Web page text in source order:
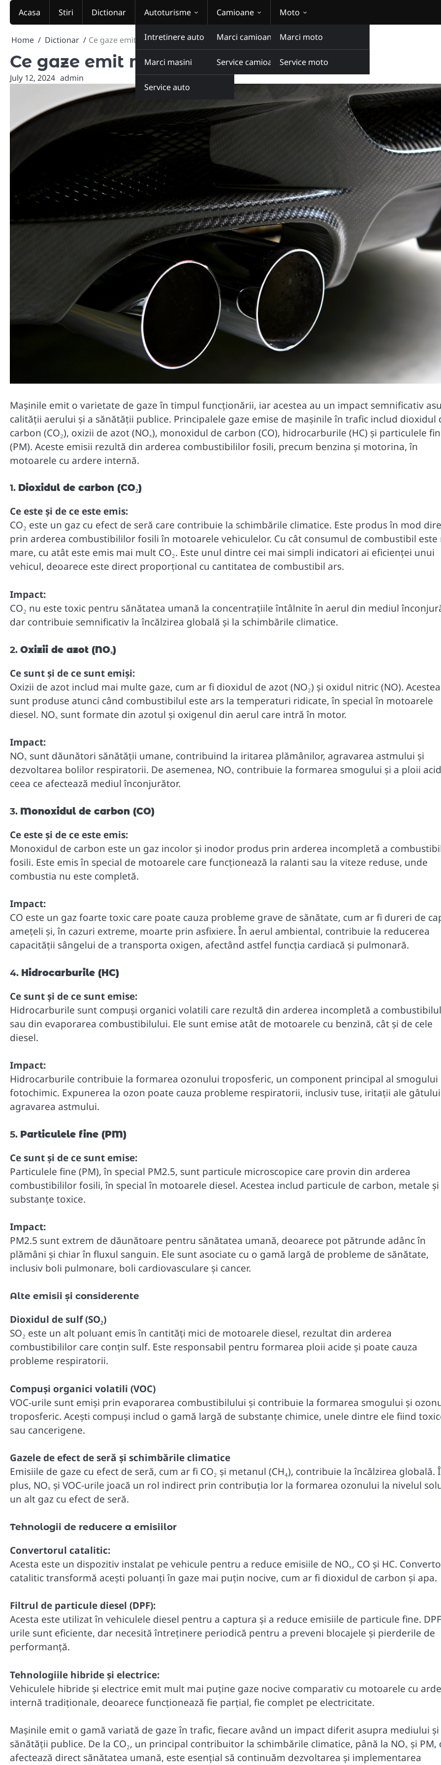
Skip
Acasa Stiri Dictionar Autoturisme
Intretinere auto
Marci masini
Service auto
Camioane
Marci camioane
Service camioane
Moto
Marci moto
Service moto
Home Dictionar Ce gaze emit mașinile în trafic și de ce?
Ce gaze emit mașinile în trafic și de ce?
July 12, 2024 admin
Mașinile emit o varietate de gaze în timpul funcționării, iar acestea au un impact semnificativ
calității aerului și a sănătății publice. Principalele gaze emise de mașinile în trafic includ dioxidul
carbon (CO₂), oxizii de azot (NOₓ), monoxidul de carbon (CO), hidrocarburile (HC) și particulele
(PM). Aceste emisii rezultă din arderea combustibililor fosili, precum benzina și motorina, în
motoarele cu ardere internă.
1. Dioxidul de carbon (CO₂)
Ce este și de ce este emis:
CO₂ este un gaz cu efect de seră care contribuie la schimbările climatice. Este produs în mod
prin arderea combustibililor fosili în motoarele vehiculelor. Cu cât consumul de combustibil este
mare, cu atât este emis mai mult CO₂. Este unul dintre cei mai simpli indicatori ai eficienței unui
vehicul, deoarece este direct proporțional cu cantitatea de combustibil ars.
Impact:
CO₂ nu este toxic pentru sănătatea umană la concentrațiile întâlnite în aerul din mediul
dar contribuie semnificativ la încălzirea globală și la schimbările climatice.
2. Oxizii de azot (NOₓ)
Ce sunt și de ce sunt emiși:
Oxizii de azot includ mai multe gaze, cum ar fi dioxidul de azot (NO₂) și oxidul nitric (NO). Acestea
sunt produse atunci când combustibilul este ars la temperaturi ridicate, în special în motoarele
diesel. NOₓ sunt formate din azotul și oxigenul din aerul care intră în motor.
Impact:
NOₓ sunt dăunători sănătății umane, contribuind la iritarea plămânilor, agravarea astmului și
dezvoltarea bolilor respiratorii. De asemenea, NOₓ contribuie la formarea smogului și a ploii
ceea ce afectează mediul înconjurător.
3. Monoxidul de carbon (CO)
Ce este și de ce este emis:
Monoxidul de carbon este un gaz incolor și inodor produs prin arderea incompletă a
fosili. Este emis în special de motoarele care funcționează la ralanti sau la viteze reduse, unde
combustia nu este completă.
Impact:
CO este un gaz foarte toxic care poate cauza probleme grave de sănătate, cum ar fi dureri de
amețeli și, în cazuri extreme, moarte prin asfixiere. În aerul ambiental, contribuie la reducerea
capacității sângelui de a transporta oxigen, afectând astfel funcția cardiacă și pulmonară.
4. Hidrocarburile (HC)
Ce sunt și de ce sunt emise:
Hidrocarburile sunt compuși organici volatili care rezultă din arderea incompletă a
sau din evaporarea combustibilului. Ele sunt emise atât de motoarele cu benzină, cât și de cele
diesel.
Impact:
Hidrocarburile contribuie la formarea ozonului troposferic, un component principal al smogului
fotochimic. Expunerea la ozon poate cauza probleme respiratorii, inclusiv tuse, iritații ale
agravarea astmului.
5. Particulele fine (PM)
Ce sunt și de ce sunt emise:
Particulele fine (PM), în special PM2.5, sunt particule microscopice care provin din arderea
combustibililor fosili, în special în motoarele diesel. Acestea includ particule de carbon, metale
substanțe toxice.
Impact:
PM2.5 sunt extrem de dăunătoare pentru sănătatea umană, deoarece pot pătrunde adânc în
plămâni și chiar în fluxul sanguin. Ele sunt asociate cu o gamă largă de probleme de sănătate,
inclusiv boli pulmonare, boli cardiovasculare și cancer.
Alte emisii și considerente
Dioxidul de sulf (SO₂)
SO₂ este un alt poluant emis în cantități mici de motoarele diesel, rezultat din arderea
combustibililor care conțin sulf. Este responsabil pentru formarea ploii acide și poate cauza
probleme respiratorii.
Compuși organici volatili (VOC)
VOC-urile sunt emiși prin evaporarea combustibilului și contribuie la formarea smogului și
troposferic. Acești compuși includ o gamă largă de substanțe chimice, unele dintre ele fiind
sau cancerigene.
Gazele de efect de seră și schimbările climatice
Emisiile de gaze cu efect de seră, cum ar fi CO₂ și metanul (CH₄), contribuie la încălzirea globală.
plus, NOₓ și VOC-urile joacă un rol indirect prin contribuția lor la formarea ozonului la nivelul
un alt gaz cu efect de seră.
Tehnologii de reducere a emisiilor
Convertorul catalitic:
Acesta este un dispozitiv instalat pe vehicule pentru a reduce emisiile de NOₓ, CO și HC.
catalitic transformă acești poluanți în gaze mai puțin nocive, cum ar fi dioxidul de carbon și apa.
Filtrul de particule diesel (DPF):
Acesta este utilizat în vehiculele diesel pentru a captura și a reduce emisiile de particule fine.
urile sunt eficiente, dar necesită întreținere periodică pentru a preveni blocajele și pierderile de
performanță.
Tehnologiile hibride și electrice:
Vehiculele hibride și electrice emit mult mai puține gaze nocive comparativ cu motoarele cu
internă tradiționale, deoarece funcționează fie parțial, fie complet pe electricitate.
Mașinile emit o gamă variată de gaze în trafic, fiecare având un impact diferit asupra mediului și
sănătății publice. De la CO₂, un principal contribuitor la schimbările climatice, până la NOₓ și PM,
afectează direct sănătatea umană, este esențial să continuăm dezvoltarea și implementarea